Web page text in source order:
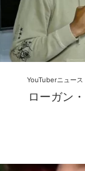
ローガン
YouTuberニュース